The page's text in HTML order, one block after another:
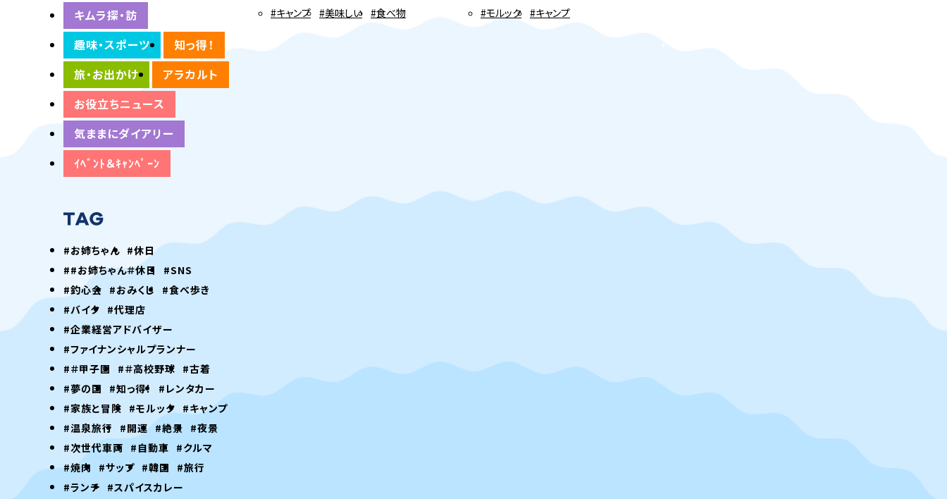
#キャンプ #美味しい #食べ物 #モルック #キャンプ
キムラ探・訪
趣味・スポーツ
知っ得！
旅・お出かけ
アラカルト
お役立ちニュース
気ままにダイアリー
ｲﾍﾞﾝﾄ＆ｷｬﾝﾍﾟｰﾝ
#お姉ちゃん #休日
##お姉ちゃん＃休日
#SNS
#釣心会 #おみくじ
#食べ歩き
#バイク #代理店
#企業経営アドバイザー
#ファイナンシャルプランナー
#＃甲子園
#＃高校野球 #古着
#夢の国
#知っ得！
#レンタカー
#家族と冒険 #モルック #キャンプ
#温泉旅行
#開運 #絶景 #夜景
#次世代車両 #自動車 #クルマ
#焼肉
#サップ #韓国
#旅行
#ランチ #スパイスカレー